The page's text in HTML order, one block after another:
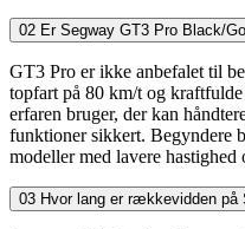
02 Er Segway GT3 Pro Black/
GT3 Pro er ikke anbefalet til
topfart på 80 km/t og
erfaren bruger, der kan
funktioner sikkert. Begyndere
modeller med lavere hastighed
03 Hvor lang er rækkevidden på